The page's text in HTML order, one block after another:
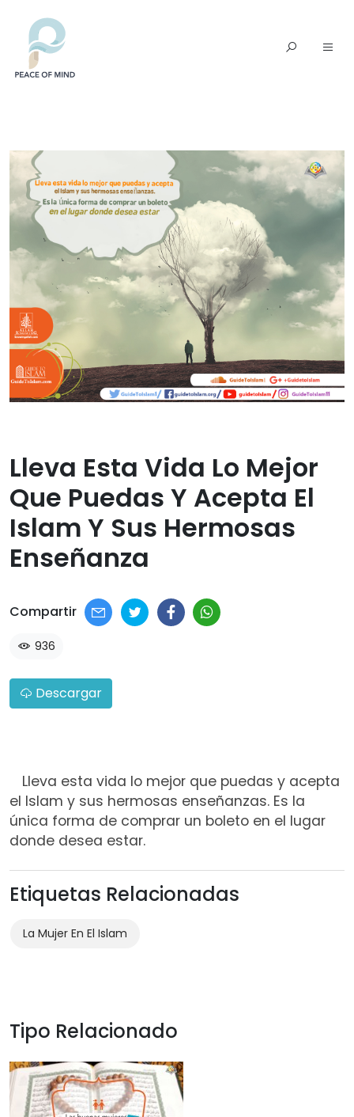
Lleva Esta Vida Lo Mejor
Que Puedas Y Acepta El
Islam Y Sus Hermosas
Enseñanza​
Compartir
936
Descargar
Lleva esta vida lo mejor que puedas y acepta
el Islam y sus hermosas enseñanzas. Es la
única forma de comprar un boleto en el lugar
donde desea estar.
Etiquetas Relacionadas
La Mujer En El Islam
Tipo Relacionado